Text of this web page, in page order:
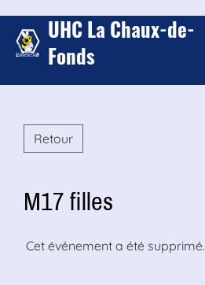
UHC La Chaux-de-
Fonds
Retour
M17 filles
Cet événement a été supprimé.